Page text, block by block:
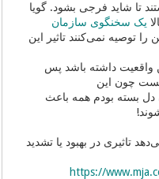
تا شاید فرجی بشود. گویا
یک سخنگوی سازمان
توصیه نمی‌کنند تاثیر این
۲ باشد! اگر این واقعیت داشته باشد پس
چون این
دل بسته بودم همه باعث
تاثیری در بهبود یا تشدید
https://